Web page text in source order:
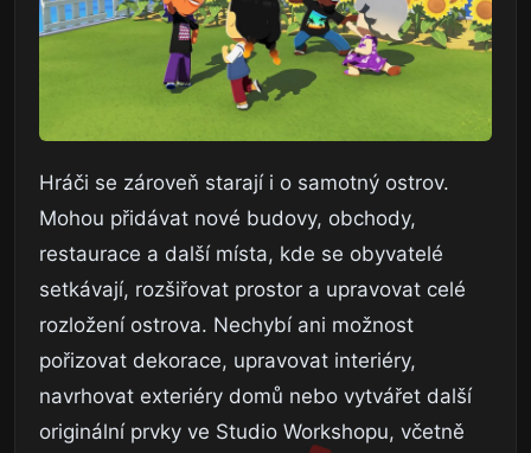
Hráči se zároveň starají i o samotný ostrov.
Mohou přidávat nové budovy, obchody,
restaurace a další místa, kde se obyvatelé
setkávají, rozšiřovat prostor a upravovat celé
rozložení ostrova. Nechybí ani možnost
pořizovat dekorace, upravovat interiéry,
navrhovat exteriéry domů nebo vytvářet další
originální prvky ve Studio Workshopu, včetně